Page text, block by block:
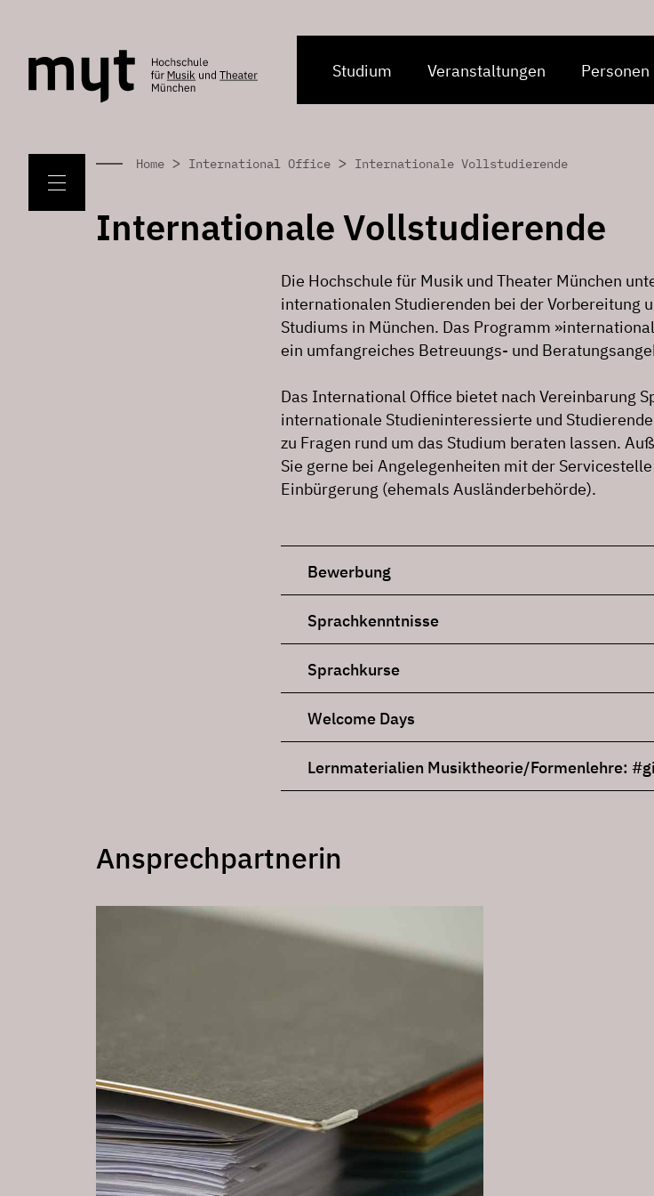
Studium Veranstaltungen Personen
Home > International Office > Internationale Vollstudierende
Internationale Vollstudierende
Die Hochschule für Musik und Theater München
internationalen Studierenden bei der Vorbereitung
Studiums in München. Das Programm
ein umfangreiches Betreuungs- und
Das International Office bietet nach Vereinbarung
internationale Studieninteressierte und
zu Fragen rund um das Studium beraten lassen.
Sie gerne bei Angelegenheiten mit der
Einbürgerung (ehemals Ausländerbehörde).
Bewerbung
Sprachkenntnisse
Sprachkurse
Welcome Days
Lernmaterialien Musiktheorie/Formenlehre:
Ansprechpartnerin